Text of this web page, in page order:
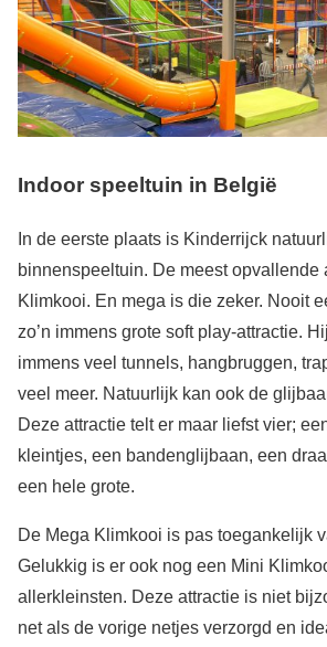
Indoor speeltuin in België
In de eerste plaats is Kinderrijck
binnenspeeltuin. De meest opvallende
Klimkooi. En mega is die zeker. Nooit
zo’n immens grote soft play-attractie.
immens veel tunnels, hangbruggen,
veel meer. Natuurlijk kan ook de
Deze attractie telt er maar liefst vier;
kleintjes, een bandenglijbaan, een
een hele grote.
De Mega Klimkooi is pas toegankelijk
Gelukkig is er ook nog een Mini
allerkleinsten. Deze attractie is niet
net als de vorige netjes verzorgd en